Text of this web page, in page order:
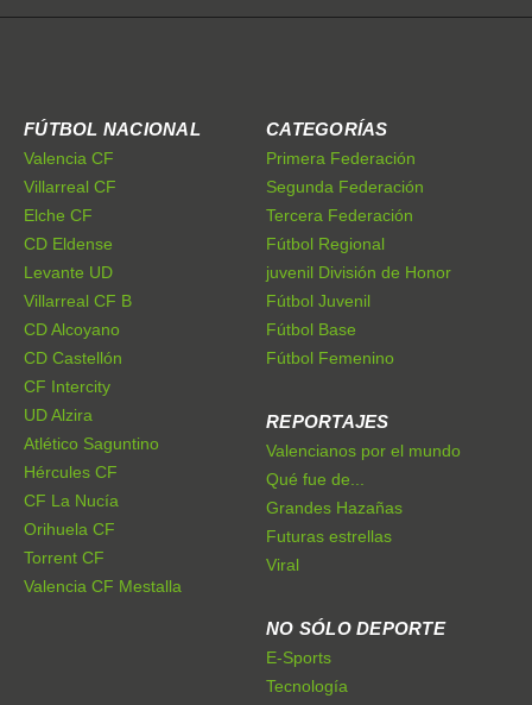
FÚTBOL NACIONAL
Valencia CF
Villarreal CF
Elche CF
CD Eldense
Levante UD
Villarreal CF B
CD Alcoyano
CD Castellón
CF Intercity
UD Alzira
Atlético Saguntino
Hércules CF
CF La Nucía
Orihuela CF
Torrent CF
Valencia CF Mestalla
CATEGORÍAS
Primera Federación
Segunda Federación
Tercera Federación
Fútbol Regional
juvenil División de Honor
Fútbol Juvenil
Fútbol Base
Fútbol Femenino
REPORTAJES
Valencianos por el mundo
Qué fue de...
Grandes Hazañas
Futuras estrellas
Viral
NO SÓLO DEPORTE
E-Sports
Tecnología